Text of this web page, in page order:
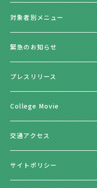
対象者別メニュー
緊急のお知らせ
プレスリリース
College Movie
交通アクセス
サイトポリシー